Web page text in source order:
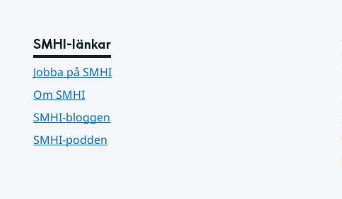
SMHI-länkar
Jobba på SMHI
Om SMHI
SMHI-bloggen
SMHI-podden